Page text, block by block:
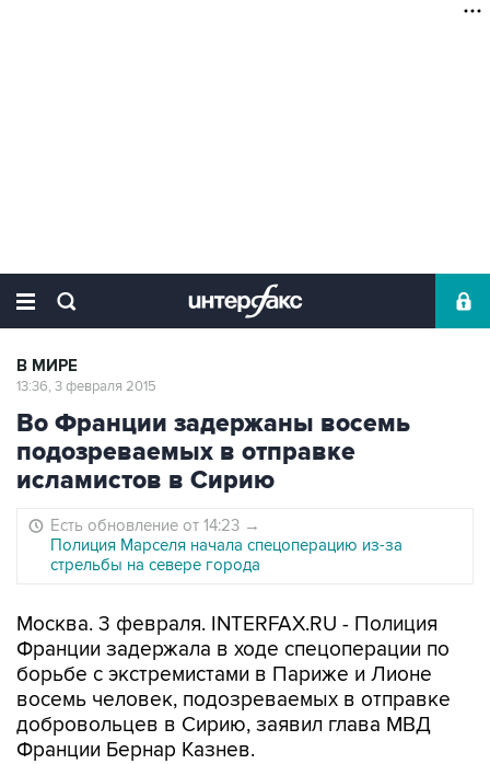
В МИРЕ
13:36, 3 февраля 2015
Во Франции задержаны восемь
подозреваемых в отправке
исламистов в Сирию
Есть обновление от 14:23 →
Полиция Марселя начала спецоперацию из-за
стрельбы на севере города
Москва. 3 февраля. INTERFAX.RU - Полиция
Франции задержала в ходе спецоперации по
борьбе с экстремистами в Париже и Лионе
восемь человек, подозреваемых в отправке
добровольцев в Сирию, заявил глава МВД
Франции Бернар Казнев.